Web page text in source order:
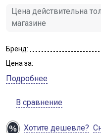
Цена действительна
магазине
Бренд:
Цена за:
Подробнее
В сравнение
Хотите дешевле?